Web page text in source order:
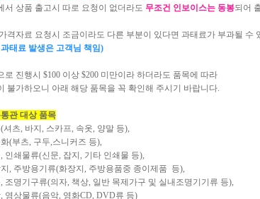
서 상품 출고시 따로 요청이 없더라도 무조건 인보이스는 동봉되어
격자료 요청시 조금이라도 다른 부분이 있다면 과태료가 부과될 수
태료 발생은 고객님 책임)
로 진행시 $100 이상 $200 미만이라 하더라도 품목에 따라
불가하오니 아래 해당 품목을 꼭 확인해 주시기 바랍니다.
관 대상 품목
츠, 바지, 스카프, 속옷, 양말 등),
츠, 구두,스니커즈 등),
물류(신문, 잡지, 기타 인쇄물 등),
방용기류(화장지, 주방용품중 종이제품 등),
기구류(의자, 책상, 일반 목제가구 및 실내조명기기류 등),
물류(음악, 영화CD, DVD류 등)